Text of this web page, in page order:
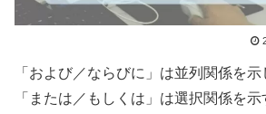
「および／ならびに」は並列関係を示
「または／もしくは」は選択関係を示